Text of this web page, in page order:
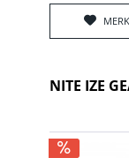
NITE IZE